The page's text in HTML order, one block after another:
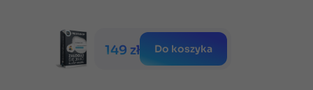
149 zł Do koszyka